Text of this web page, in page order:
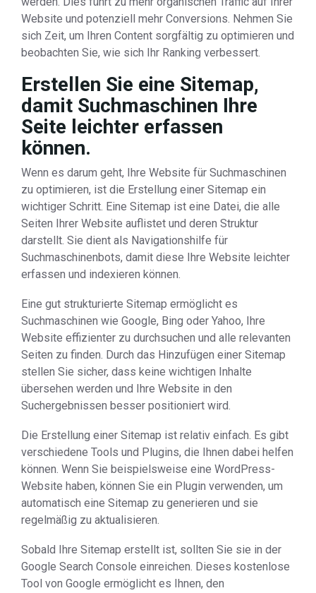
Website und potenziell mehr Conversions. Nehmen Sie
sich Zeit, um Ihren Content sorgfältig zu optimieren und
beobachten Sie, wie sich Ihr Ranking verbessert.
Erstellen Sie eine Sitemap,
damit Suchmaschinen Ihre
Seite leichter erfassen
können.
Wenn es darum geht, Ihre Website für Suchmaschinen
zu optimieren, ist die Erstellung einer Sitemap ein
wichtiger Schritt. Eine Sitemap ist eine Datei, die alle
Seiten Ihrer Website auflistet und deren Struktur
darstellt. Sie dient als Navigationshilfe für
Suchmaschinenbots, damit diese Ihre Website leichter
erfassen und indexieren können.
Eine gut strukturierte Sitemap ermöglicht es
Suchmaschinen wie Google, Bing oder Yahoo, Ihre
Website effizienter zu durchsuchen und alle relevanten
Seiten zu finden. Durch das Hinzufügen einer Sitemap
stellen Sie sicher, dass keine wichtigen Inhalte
übersehen werden und Ihre Website in den
Suchergebnissen besser positioniert wird.
Die Erstellung einer Sitemap ist relativ einfach. Es gibt
verschiedene Tools und Plugins, die Ihnen dabei helfen
können. Wenn Sie beispielsweise eine WordPress-
Website haben, können Sie ein Plugin verwenden, um
automatisch eine Sitemap zu generieren und sie
regelmäßig zu aktualisieren.
Sobald Ihre Sitemap erstellt ist, sollten Sie sie in der
Google Search Console einreichen. Dieses kostenlose
Tool von Google ermöglicht es Ihnen, den